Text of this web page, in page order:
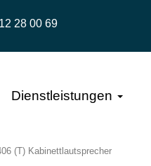
28 00 69
Dienstleistungen
(T) Kabinettlautsprecher